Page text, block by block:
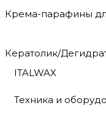
Крема-парафины
Кератолик/
ITALWAX
Техника и